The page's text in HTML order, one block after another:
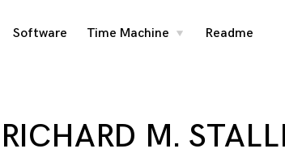
Software Time Machine
toggle
Readme
RICHARD M.